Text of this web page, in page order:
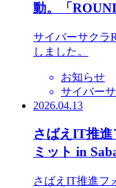
動。「
サイバーサクラ
しました。
お知らせ
サイバー
2026.04.13
さばえIT推進
ミット in
さばえIT推進フ